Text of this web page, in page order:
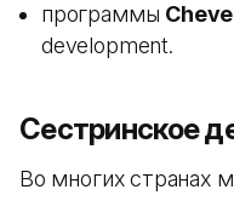
программы
development.
Сестринское
Во многих странах